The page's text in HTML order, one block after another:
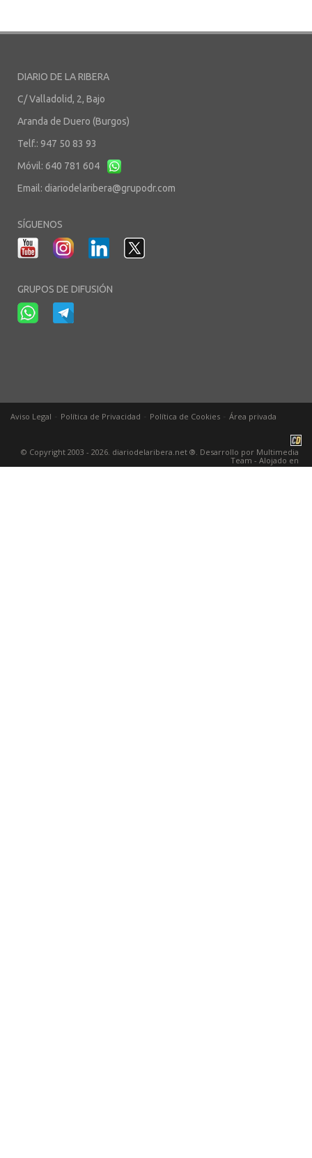
DIARIO DE LA RIBERA
C/ Valladolid, 2, Bajo
Aranda de Duero (Burgos)
Telf.: 947 50 83 93
Móvil: 640 781 604
Email: diariodelaribera@grupodr.com
SÍGUENOS
GRUPOS DE DIFUSIÓN
Aviso Legal Política de Privacidad Política de Cookies Área privada
© Copyright 2003 - 2026. diariodelaribera.net ®. Desarrollo por Multimedia
Team - Alojado en